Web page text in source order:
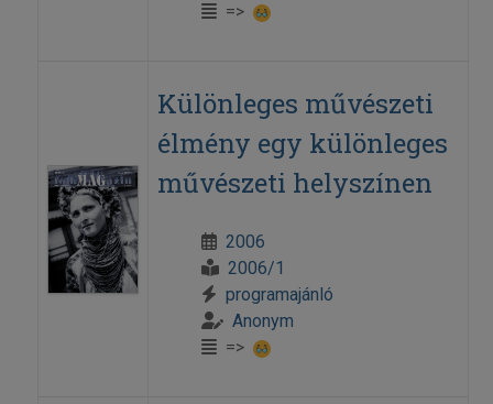
=>
Különleges művészeti
élmény egy különleges
művészeti helyszínen
2006
2006/1
programajánló
Anonym
=>